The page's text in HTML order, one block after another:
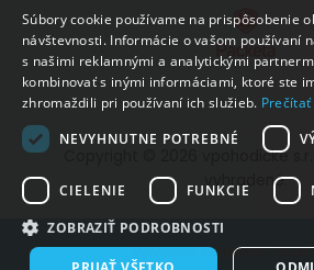
Copyright © 2026 vpohodičke
vyhradené.
Vytvorené systémom
Súbory cookie používame na prispôsobenie
návštevnosti. Informácie o vašom používaní
s našimi reklamnými a analytickými
kombinovať s inými informáciami, ktoré ste
zhromaždili pri používaní ich služieb. Prečítať
NEVYHNUTNE POTREBNÉ
CIELENIE FUNKCIE
ZOBRAZIŤ PODROBNOSTI